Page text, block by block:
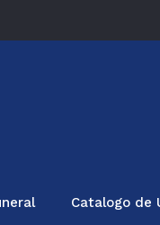
Catalogo de